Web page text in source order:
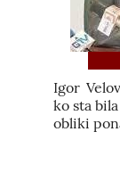
Igor
ko sta
obliki